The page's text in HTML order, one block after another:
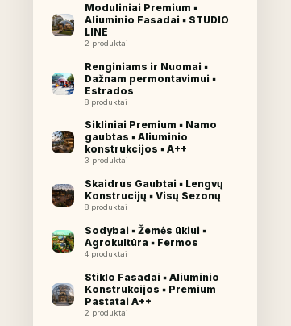
Moduliniai Premium ▪︎
Aliuminio Fasadai ▪︎ STUDIO
LINE
2 produktai
Renginiams ir Nuomai ▪︎
Dažnam permontavimui ▪︎
Estrados
8 produktai
Sikliniai Premium ▪︎ Namo
gaubtas ▪︎ Aliuminio
konstrukcijos ▪︎ A++
3 produktai
Skaidrus Gaubtai ▪︎ Lengvų
Konstrucijų ▪︎ Visų Sezonų
8 produktai
Sodybai ▪︎ Žemės ūkiui ▪︎
Agrokultūra ▪︎ Fermos
4 produktai
Stiklo Fasadai ▪︎ Aliuminio
Konstrukcijos ▪︎ Premium
Pastatai A++
2 produktai